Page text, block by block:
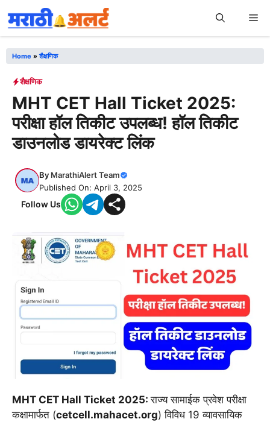
to
content
Home »शैक्षणिक
शैक्षणिक
MHT CET Hall Ticket 2025:
परीक्षा हॉल तिकीट उपलब्ध! हॉल तिकीट
डाउनलोड डायरेक्ट लिंक
By MarathiAlert Team
Published On: April 3, 2025
Follow Us
MHT CET Hall Ticket 2025:राज्य सामाईक प्रवेश परीक्षा
कक्षामार्फत (cetcell.mahacet.org) विविध 19 व्यावसायिक